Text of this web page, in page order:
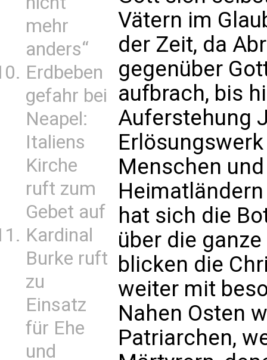
mehr
anders“
Erdbeben
gefahr bei
Neapel:
Italiens
Kirche
ruft zum
Gebet auf
Kardinal
Burke ruft
zu
Einsatz
für Ehe
und
Vätern im
der Zeit, da
gegenüber
aufbrach, bis
Auferstehung
Menschen
hat sich die
über die
blicken die
weiter mit
Nahen Osten
Patriarchen,